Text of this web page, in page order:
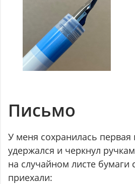
Письмо
У меня сохранилась
удержался и черкнул
на случайном листе бумаги
приехали: